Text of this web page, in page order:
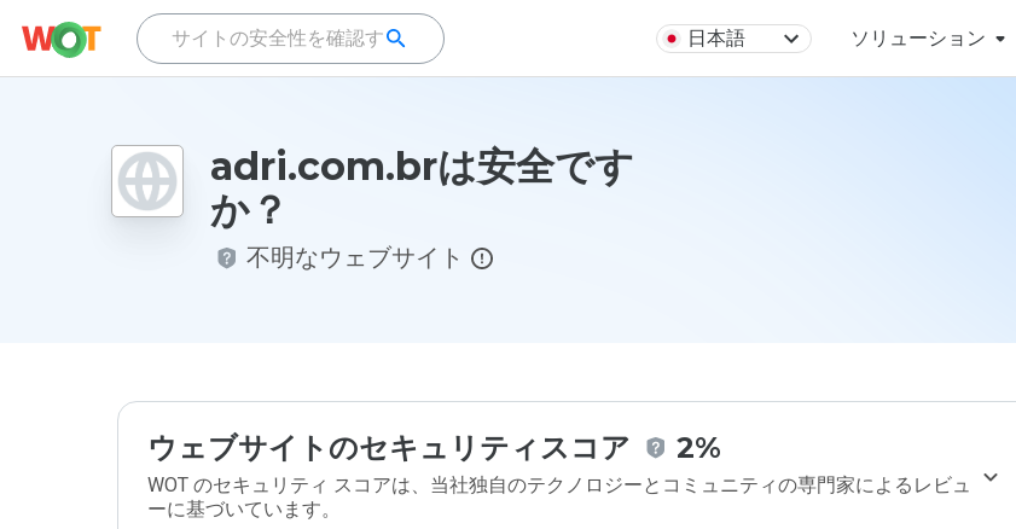
日本語 ソリューション
adri.com.brは安全です
か？
不明なウェブサイト
ウェブサイトのセキュリティスコア 2%
WOT のセキュリティ スコアは、当社独自のテクノロジーとコミュニティの専門家によるレビュ
ーに基づいています。